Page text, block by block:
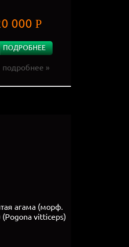
000 Р
ПОДРОБНЕЕ
подробнее »
агама (морф.
(Pogona vitticeps)